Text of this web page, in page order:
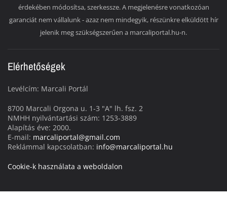
érdekében módosítsa, szerkessze. A megjelenésre vonatkozóan
garanciát nem vállalunk - azaz nem mindegyik, részünkre elküldött hír
jelenik meg szükségszerűen a marcaliportal.hu-n.
Elérhetőségek
Levélcím: Marcali Portál
8700 Marcali Orgona u. 1-3 "A" lh. fsz. 2
NMHH nyilvántartási szám: 1253-3889
Alapítás éve: 2000.
E-mail: marcaliportal@gmail.com
Reklámmal kapcsolatban: info@marcaliportal.hu
Cookie-k használata a weboldalon